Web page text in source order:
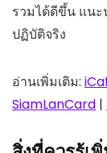
รวมได้ดีขึ้น แนะ
ปฏิบัติจริง
อ่านเพิ่มเติม:
SiamLanCard |